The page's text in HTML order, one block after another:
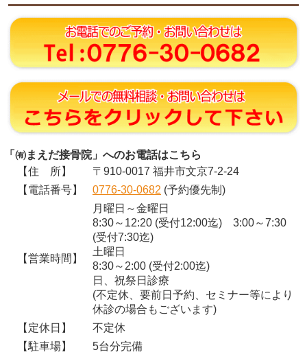
「㈲まえだ接骨院」へのお電話はこちら
【住 所】
〒910-0017 福井市文京7-2-24
【電話番号】
0776-30-0682 (予約優先制)
【営業時間】
月曜日～金曜日
8:30～12:20 (受付12:00迄) 3:00～7:30
(受付7:30迄)
土曜日
8:30～2:00 (受付2:00迄)
日、祝祭日診療
(不定休、要前日予約、セミナー等により
休診の場合もございます)
【定休日】
不定休
【駐車場】
5台分完備